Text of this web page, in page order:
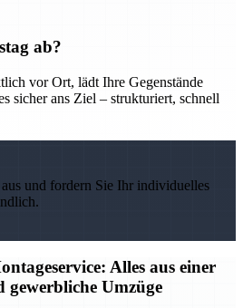
ab?
vor Ort, lädt Ihre Gegenstände
sicher ans Ziel – strukturiert, schnell
und fordern Sie Ihr individuelles
Alles aus einer
Umzüge